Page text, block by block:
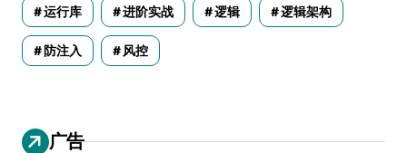
运行库 进阶实战 逻辑 逻辑架构
防注入 风控
广告